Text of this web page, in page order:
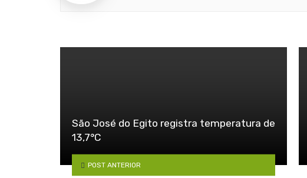
São José do Egito registra temperatura de
13,7°C
POST ANTERIOR